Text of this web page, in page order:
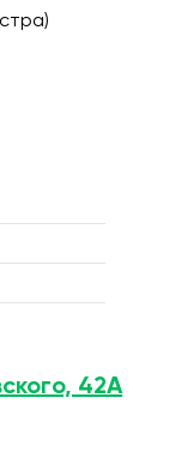
42А